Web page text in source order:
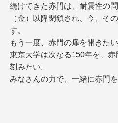
続けてきた赤門は、耐震性の
（金）以降閉鎖され、今、そ
す。
もう一度、赤門の扉を開きたい
東京大学は次なる150年を、
刻みたい。
みなさんの力で、一緒に赤門